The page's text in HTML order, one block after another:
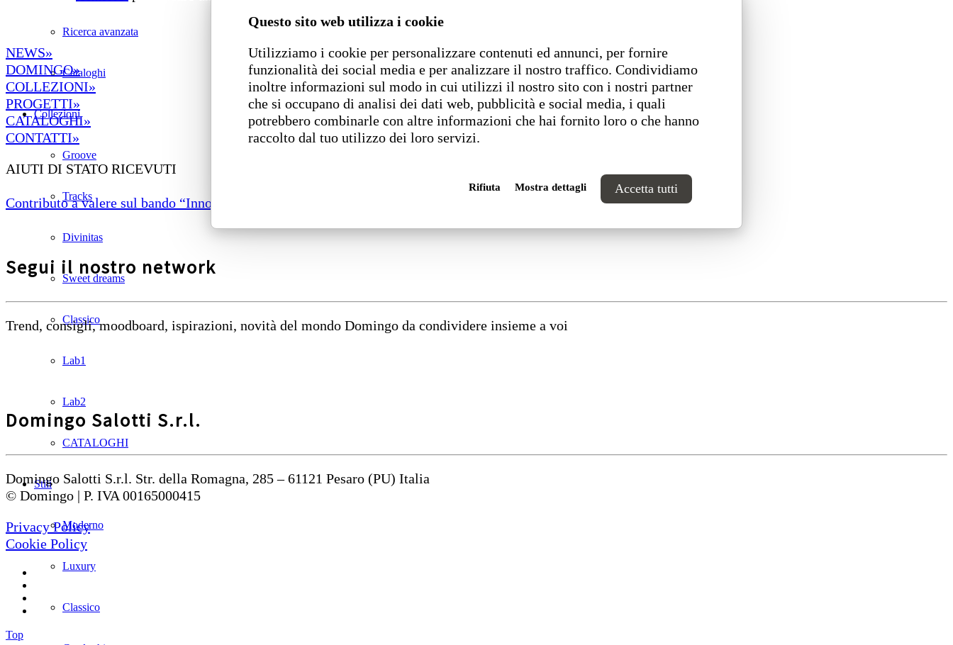
Questo sito web utilizza i cookie
Utilizziamo i cookie per personalizzare contenuti ed annunci, per fornire
funzionalità dei social media e per analizzare il nostro traffico. Condividiamo
inoltre informazioni sul modo in cui utilizzi il nostro sito con i nostri partner
che si occupano di analisi dei dati web, pubblicità e social media, i quali
potrebbero combinarle con altre informazioni che hai fornito loro o che hanno
raccolto dal tuo utilizzo dei loro servizi.
Rifiuta Mostra dettagli Accetta tutti
Ricerca avanzata
Cataloghi
Collezioni
Groove
Tracks
Divinitas
Sweet dreams
Classico
Lab1
Lab2
CATALOGHI
Stili
Moderno
Luxury
Classico
NEWS»
DOMINGO»
COLLEZIONI»
PROGETTI»
CATALOGHI»
CONTATTI»
AIUTI DI STATO RICEVUTI
Contributo a valere sul bando “Innovazione di prodotto sostenibile e digitale”
Segui il nostro network
Trend, consigli, moodboard, ispirazioni, novità del mondo Domingo da condividere insieme a voi
Domingo Salotti S.r.l.
Domingo Salotti S.r.l. Str. della Romagna, 285 – 61121 Pesaro (PU) Italia
© Domingo | P. IVA 00165000415
Privacy Policy
Cookie Policy
Top